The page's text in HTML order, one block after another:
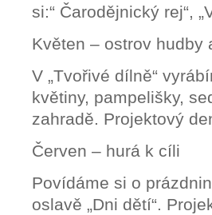
si:“ Čarodějnický rej“,
Květen – ostrov hudby
V „Tvořivé dílně“
květiny, pampelišky,
zahradě. Projektový
Červen – hurá k cíli
Povídáme si o
oslavě „Dni dětí“.